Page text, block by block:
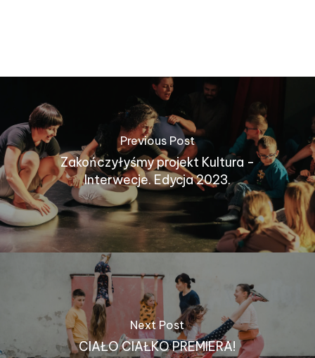
Previous Post
Zakończyłyśmy projekt Kultura -
Interwecje. Edycja 2023.
Next Post
CIAŁO CIAŁKO PREMIERA!